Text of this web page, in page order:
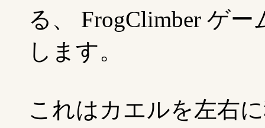
る、 FrogClimber ゲ
します。
これはカエルを左右